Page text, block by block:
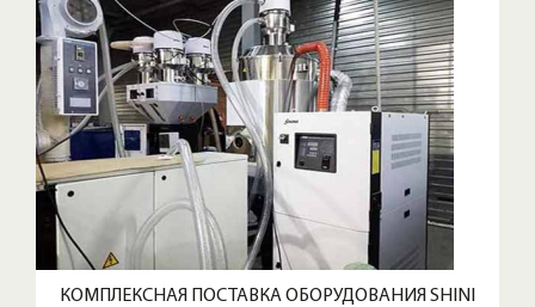
КОМПЛЕКСНАЯ ПОСТАВКА ОБОРУДОВАНИЯ SHINI